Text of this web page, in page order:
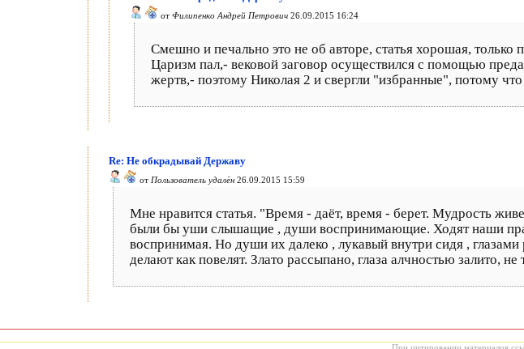
от Филипенко Андрей Петрович 26.09.2015 16:24
Смешно и печально это не об авторе, статья хорошая,
Царизм пал,- вековой заговор осуществился с помощью
жертв,- поэтому Николая 2 и свергли "избранные", потому
Re: Не обкрадывай Державу
от Пользователь удалён 26.09.2015 15:59
Мне нравится статья. "Время - даёт, время - берет. Мудрость
были бы уши слышащие , души воспринимающие. Ходят наши
воспринимая. Но души их далеко , лукавый внутри сидя ,
делают как повелят. Злато рассыпано, глаза алчностью залито, не